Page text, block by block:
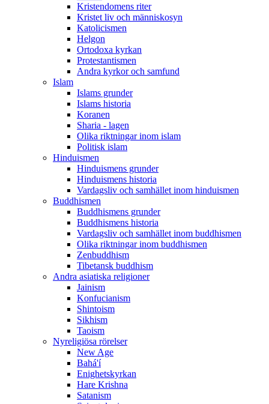
Kristendomens riter
Kristet liv och människosyn
Katolicismen
Helgon
Ortodoxa kyrkan
Protestantismen
Andra kyrkor och samfund
Islam
Islams grunder
Islams historia
Koranen
Sharia - lagen
Olika riktningar inom islam
Politisk islam
Hinduismen
Hinduismens grunder
Hinduismens historia
Vardagsliv och samhället inom hinduismen
Buddhismen
Buddhismens grunder
Buddhismens historia
Vardagsliv och samhället inom buddhismen
Olika riktningar inom buddhismen
Zenbuddhism
Tibetansk buddhism
Andra asiatiska religioner
Jainism
Konfucianism
Shintoism
Sikhism
Taoism
Nyreligiösa rörelser
New Age
Bahá'í
Enighetskyrkan
Hare Krishna
Satanism